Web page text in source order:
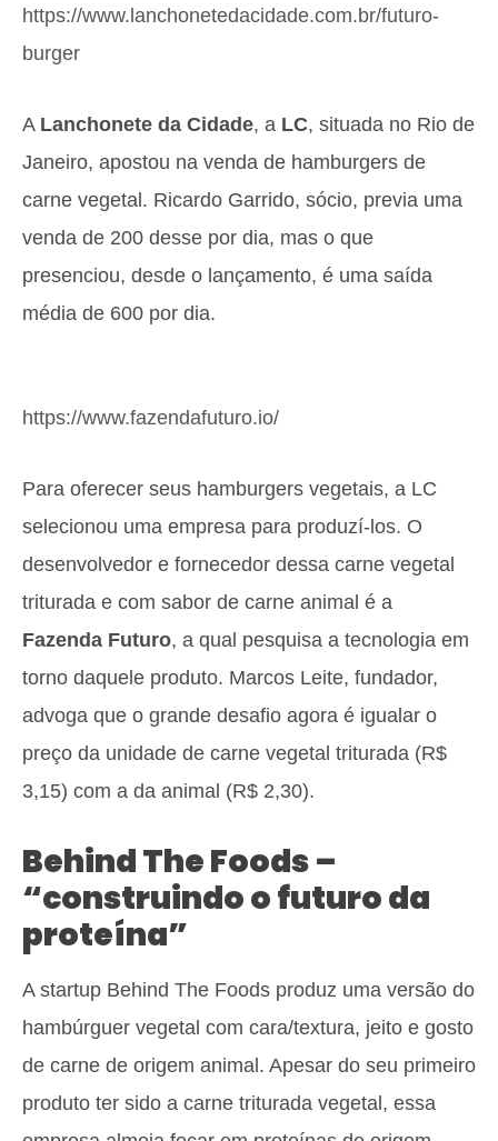
https://www.lanchonetedacidade.com.br/futuro-
burger
A Lanchonete da Cidade, a LC, situada no Rio de
Janeiro, apostou na venda de hamburgers de
carne vegetal. Ricardo Garrido, sócio, previa uma
venda de 200 desse por dia, mas o que
presenciou, desde o lançamento, é uma saída
média de 600 por dia.
https://www.fazendafuturo.io/
Para oferecer seus hamburgers vegetais, a LC
selecionou uma empresa para produzí-los. O
desenvolvedor e fornecedor dessa carne vegetal
triturada e com sabor de carne animal é a
Fazenda Futuro, a qual pesquisa a tecnologia em
torno daquele produto. Marcos Leite, fundador,
advoga que o grande desafio agora é igualar o
preço da unidade de carne vegetal triturada (R$
3,15) com a da animal (R$ 2,30).
Behind The Foods –
“construindo o futuro da
proteína”
A startup Behind The Foods produz uma versão do
hambúrguer vegetal com cara/textura, jeito e gosto
de carne de origem animal. Apesar do seu primeiro
produto ter sido a carne triturada vegetal, essa